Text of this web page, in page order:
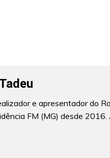
e apresentador do
FM (MG) desde